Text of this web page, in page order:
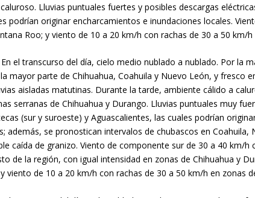
Lluvias puntuales fuertes y posibles descargas
podrían originar encharcamientos e inundaciones locales.
Roo; y viento de 10 a 20 km/h con rachas de 30 a 50
el transcurso del día, cielo medio nublado a nublado. Por la
mayor parte de Chihuahua, Coahuila y Nuevo León, y fresco
aisladas matutinas. Durante la tarde, ambiente cálido a
serranas de Chihuahua y Durango. Lluvias puntuales muy
(sur y suroeste) y Aguascalientes, las cuales podrían
además, se pronostican intervalos de chubascos en
caída de granizo. Viento de componente sur de 30 a 40 km/
de la región, con igual intensidad en zonas de Chihuahua y
viento de 10 a 20 km/h con rachas de 30 a 50 km/h en zonas